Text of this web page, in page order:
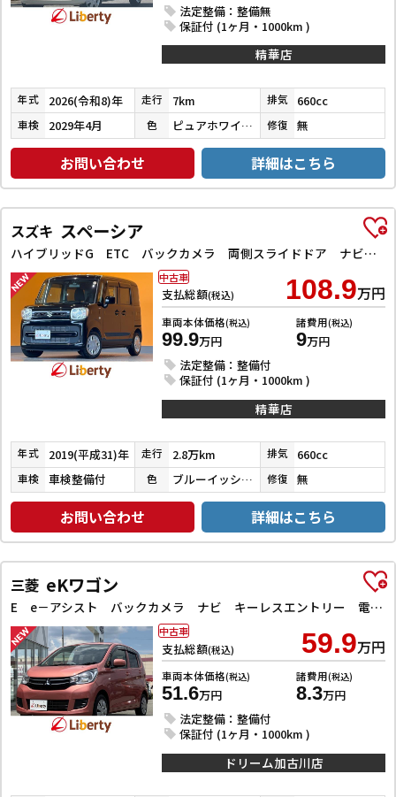
法定整備：整備無
保証付 (1ヶ月・1000km )
精華店
年式 2026(令和8)年 走行 7km 排気 660cc
車検 2029年4月 色 ピュアホワイトパール 修復 無
お問い合わせ 詳細はこちら
スズキ スペーシア
ハイブリッドG ETC バックカメラ 両側スライドドア ナビ TV クリアランスソナー レーンアシスト 衝突被害軽減システム オートライト スマートキー アイドリングストップ 電動格納ミラー ベンチシート CVT
支払総額(税込) 108.9万円
車両本体価格(税込)
99.9万円
諸費用(税込)
9万円
法定整備：整備付
保証付 (1ヶ月・1000km )
中古車
精華店
年式 2019(平成31)年 走行 2.8万km 排気 660cc
車検 車検整備付 色 ブルーイッシュブラックパール３ 修復 無
お問い合わせ 詳細はこちら
三菱 eKワゴン
E e－アシスト バックカメラ ナビ キーレスエントリー 電動格納ミラー シートヒーター ベンチシート CVT ABS ESC 衝突安全ボディ エアコン パワーステアリング パワーウィンドウ
支払総額(税込) 59.9万円
車両本体価格(税込)
51.6万円
諸費用(税込)
8.3万円
法定整備：整備付
保証付 (1ヶ月・1000km )
中古車
ドリーム加古川店